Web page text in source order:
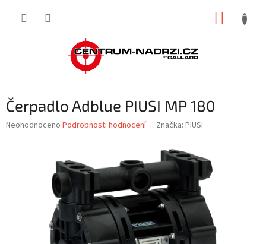
Čerpadlo Adblue PIUSI MP 180
Průměrné
Neohodnoceno Podrobnosti hodnocení Značka: PIUSI